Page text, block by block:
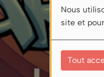
Nous
site et
Tout